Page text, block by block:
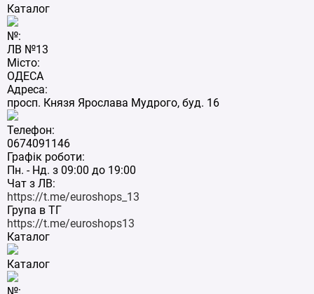
Каталог
№:
ЛВ №13
Місто:
ОДЕСА
Адреса:
просп. Князя Ярослава Мудрого, буд. 16
Телефон:
0674091146
Графік роботи:
Пн. - Нд. з 09:00 до 19:00
Чат з ЛВ:
https://t.me/euroshops_13
Група в ТГ
https://t.me/euroshops13
Каталог
Каталог